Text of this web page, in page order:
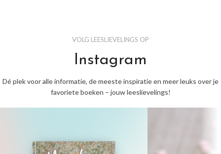
VOLG LEESLIEVELINGS OP
Instagram
Dé plek voor alle informatie, de meeste inspiratie en meer leuks over je
favoriete boeken – jouw leeslievelings!